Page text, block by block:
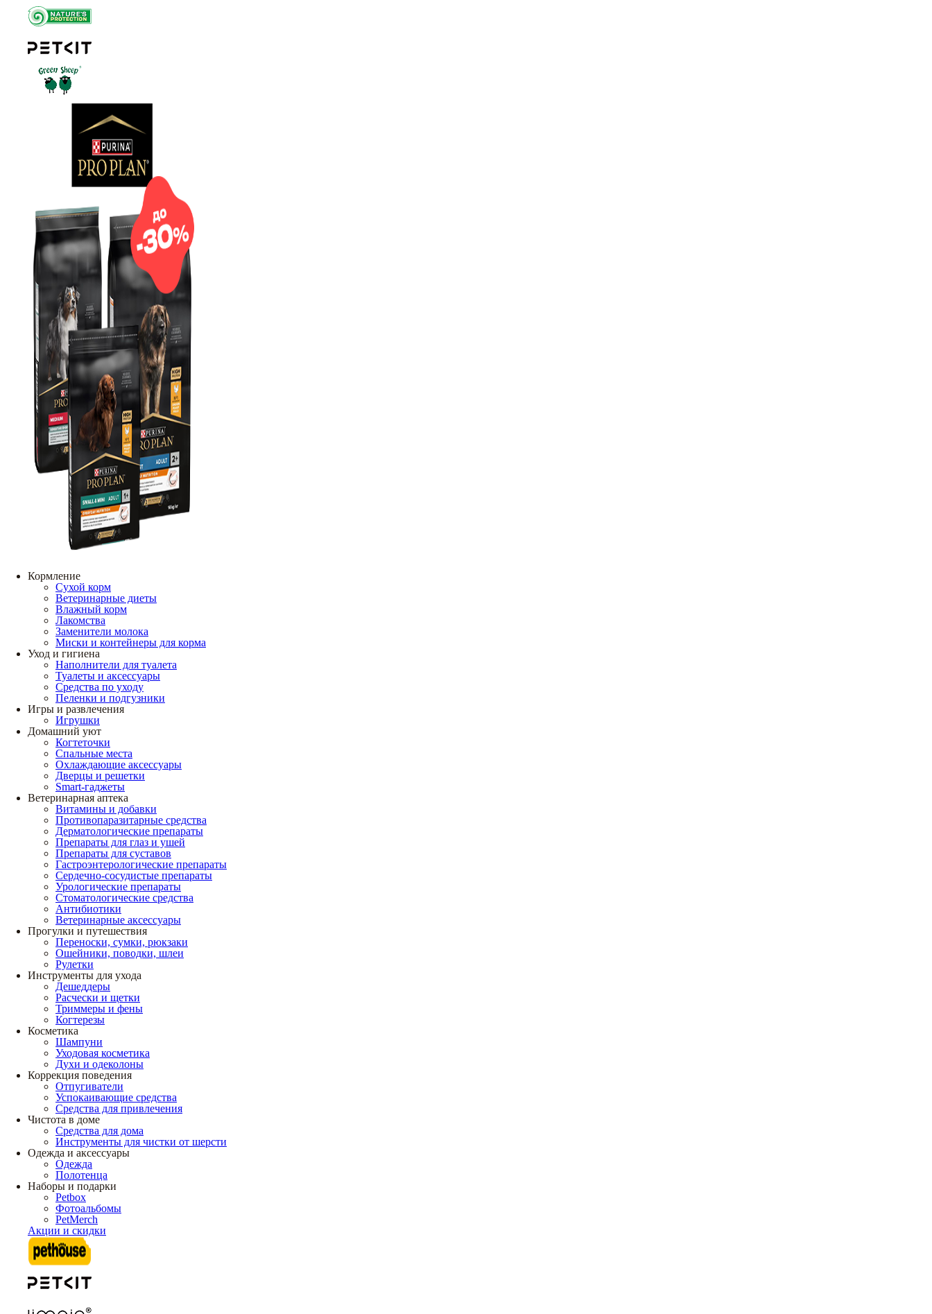
Кормление
Сухой корм
Ветеринарные диеты
Влажный корм
Лакомства
Заменители молока
Миски и контейнеры для корма
Уход и гигиена
Наполнители для туалета
Туалеты и аксессуары
Средства по уходу
Пеленки и подгузники
Игры и развлечения
Игрушки
Домашний уют
Когтеточки
Спальные места
Охлаждающие аксессуары
Дверцы и решетки
Smart-гаджеты
Ветеринарная аптека
Витамины и добавки
Противопаразитарные средства
Дерматологические препараты
Препараты для глаз и ушей
Препараты для суставов
Гастроэнтерологические препараты
Сердечно-сосудистые препараты
Урологические препараты
Стоматологические средства
Антибиотики
Ветеринарные аксессуары
Прогулки и путешествия
Переноски, сумки, рюкзаки
Ошейники, поводки, шлеи
Рулетки
Инструменты для ухода
Дешеддеры
Расчески и щетки
Триммеры и фены
Когтерезы
Косметика
Шампуни
Уходовая косметика
Духи и одеколоны
Коррекция поведения
Отпугиватели
Успокаивающие средства
Средства для привлечения
Чистота в доме
Средства для дома
Инструменты для чистки от шерсти
Одежда и аксессуары
Одежда
Полотенца
Наборы и подарки
Petbox
Фотоальбомы
PetMerch
Акции и скидки